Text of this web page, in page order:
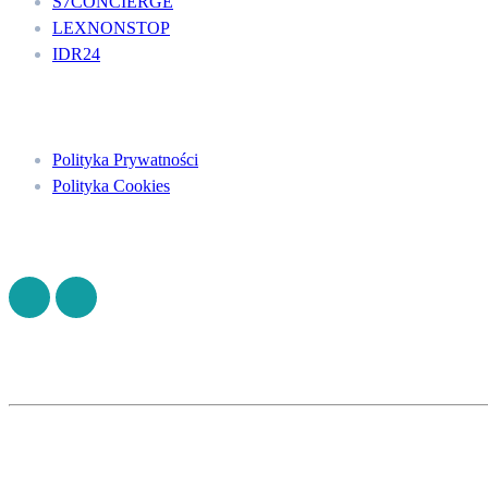
LEXNONSTOP
IDR24
Polityka Prywatności
Polityka Cookies